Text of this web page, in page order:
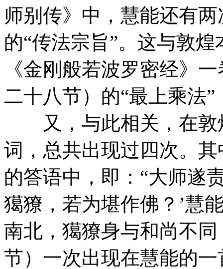
师别传》中，慧能还有
的“传法宗旨”。这与敦
《金刚般若波罗密经》
二十八节）的“最上乘法
又，与此相关，在敦
词，总共出现过四次。
的答语中，即：“大师遂
獦獠，若为堪作佛？’慧
南北，獦獠身与和尚不
节）一次出现在慧能的